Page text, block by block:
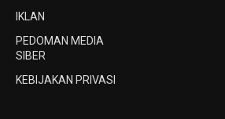
IKLAN
PEDOMAN MEDIA
SIBER
KEBIJAKAN PRIVASI